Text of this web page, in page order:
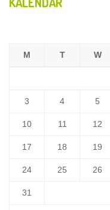
M T W
3 4 5
10 11 12
17 18 19
24 25 26
31